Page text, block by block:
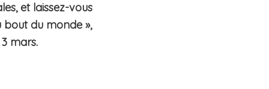
et laissez-vous
bout du monde »,
mars.